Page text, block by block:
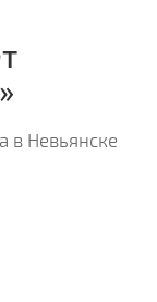
в Невьянске